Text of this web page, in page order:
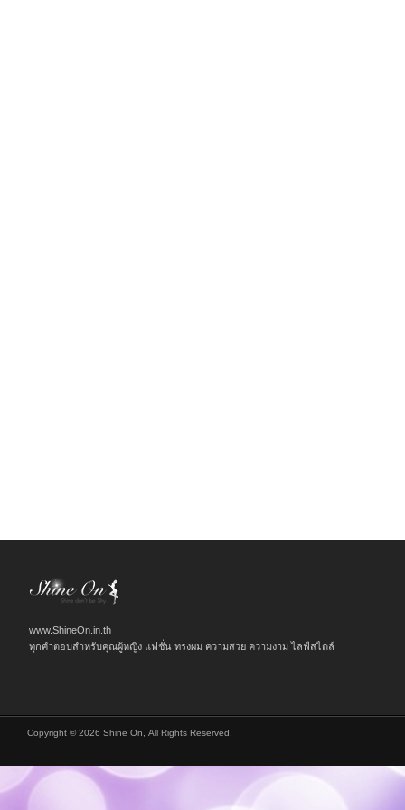
www.ShineOn.in.th
ทุกคำตอบสำหรับคุณผู้หญิง แฟชั่น ทรงผม ความสวย ความงาม ไลฟ์สไตล์
Copyright © 2026 Shine On, All Rights Reserved.